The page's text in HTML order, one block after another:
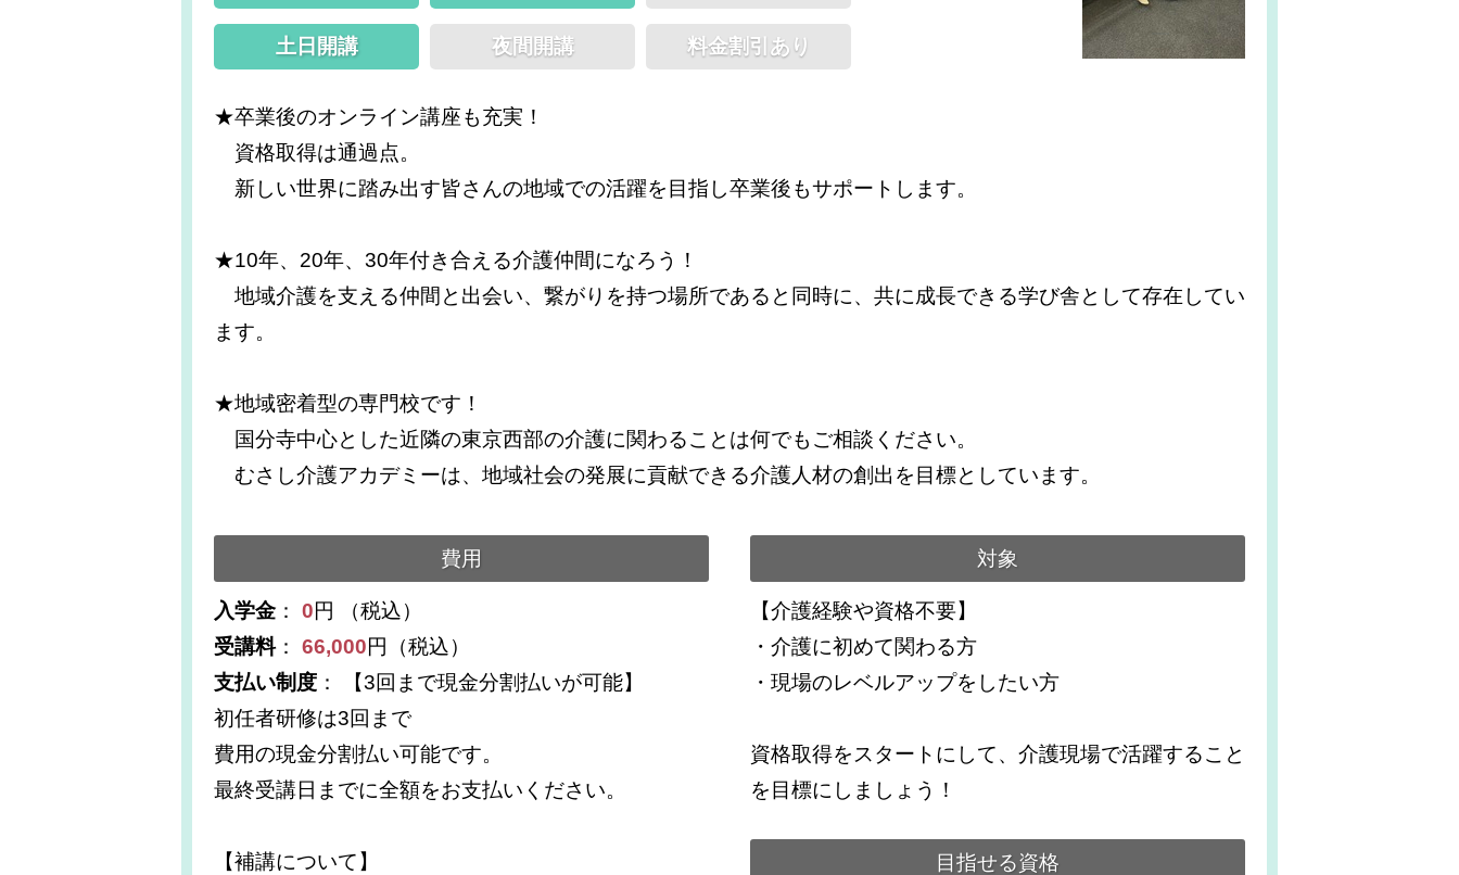
土日開講 夜間開講 料金割引あり
★卒業後のオンライン講座も充実！
資格取得は通過点。
新しい世界に踏み出す皆さんの地域での活躍を目指し卒業後もサポートします。
★10年、20年、30年付き合える介護仲間になろう！
地域介護を支える仲間と出会い、繋がりを持つ場所であると同時に、共に成長できる学び舎として存在してい
ます。
★地域密着型の専門校です！
国分寺中心とした近隣の東京西部の介護に関わることは何でもご相談ください。
むさし介護アカデミーは、地域社会の発展に貢献できる介護人材の創出を目標としています。
費用
入学金 ： 0円 （税込）
受講料： 66,000円（税込）
支払い制度 ： 【3回まで現金分割払いが可能】
初任者研修は3回まで
費用の現金分割払い可能です。
最終受講日までに全額をお支払いください。
【補講について】
対象
【介護経験や資格不要】
・介護に初めて関わる方
・現場のレベルアップをしたい方
資格取得をスタートにして、介護現場で活躍すること
を目標にしましょう！
目指せる資格